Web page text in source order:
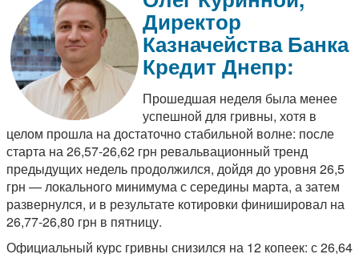
Директор
Казначейства Банка
Кредит Днепр:
Прошедшая неделя была менее
успешной для гривны, хотя в
целом прошла на достаточно стабильной волне: после
старта на 26,57-26,62 грн ревальвационный тренд
предыдущих недель продолжился, дойдя до уровня 26,5
грн — локального минимума с середины марта, а затем
развернулся, и в результате котировки финишировал на
26,77-26,80 грн в пятницу.
Официальный курс гривны снизился на 12 копеек: с 26,64